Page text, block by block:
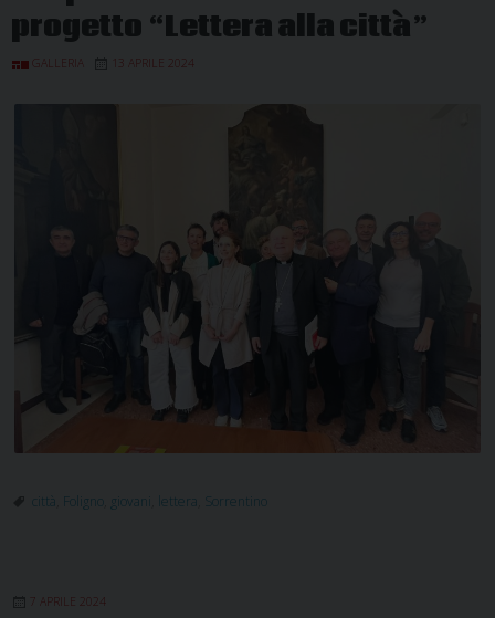
città
progetto “Lettera alla città”
GALLERIA 13 APRILE 2024
città Foligno giovani lettera Sorrentino
7 APRILE 2024